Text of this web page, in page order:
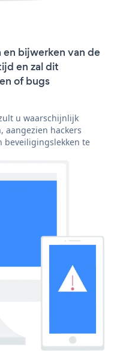
en bijwerken van de
en zal dit
of bugs
u waarschijnlijk
aangezien hackers
beveiligingslekken te